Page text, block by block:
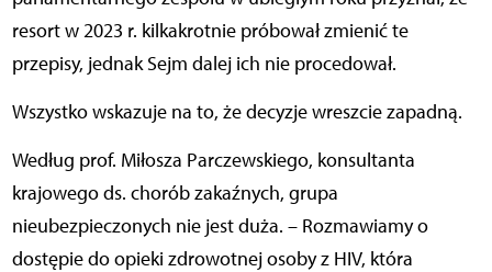
resort w 2023 r. kilkakrotnie próbował zmienić te
przepisy, jednak Sejm dalej ich nie procedował.
Wszystko wskazuje na to, że decyzje wreszcie zapadną.
Według prof. Miłosza Parczewskiego, konsultanta
krajowego ds. chorób zakaźnych, grupa
nieubezpieczonych nie jest duża. – Rozmawiamy o
dostępie do opieki zdrowotnej osoby z HIV, która